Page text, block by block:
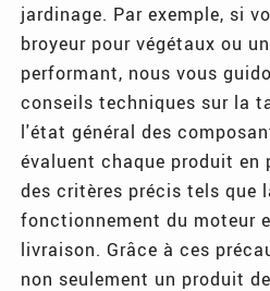
jardinage. Par exemple, si
broyeur pour végétaux ou
performant, nous vous
conseils techniques sur la
l'état général des
évaluent chaque produit en
des critères précis tels que
fonctionnement du moteur
livraison. Grâce à ces
non seulement un produit